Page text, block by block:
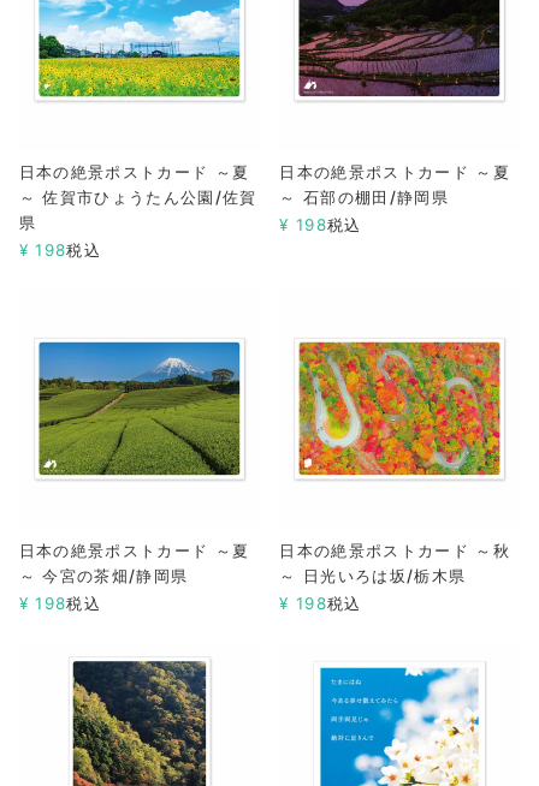
日本の絶景ポストカード ～夏
～ 佐賀市ひょうたん公園/佐賀
県
¥ 198税込
日本の絶景ポストカード ～夏
～ 石部の棚田/静岡県
¥ 198税込
日本の絶景ポストカード ～夏
～ 今宮の茶畑/静岡県
¥ 198税込
日本の絶景ポストカード ～秋
～ 日光いろは坂/栃木県
¥ 198税込